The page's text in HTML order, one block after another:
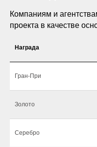
Компаниям и
проекта в качестве
Награда
Гран-При
Золото
Серебро